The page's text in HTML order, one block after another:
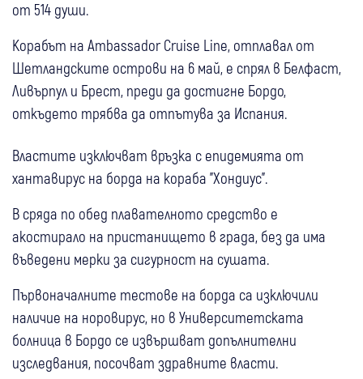
от 514 души.
Корабът на Ambassador Cruise Line, отплавал от
Шетландските острови на 6 май, е спрял в Белфаст,
Ливърпул и Брест, преди да достигне Бордо,
откъдето трябва да отпътува за Испания.
Властите изключват връзка с епидемията от
хантавирус на борда на кораба "Хондиус".
В сряда по обед плавателното средство е
акостирало на пристанището в града, без да има
въведени мерки за сигурност на сушата.
Първоначалните тестове на борда са изключили
наличие на норовирус, но в Университетската
болница в Бордо се извършват допълнителни
изследвания, посочват здравните власти.